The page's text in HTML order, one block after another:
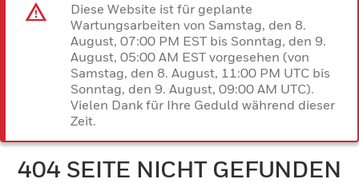
Diese Website ist für geplante
Wartungsarbeiten von Samstag, den 8.
August, 07:00 PM EST bis Sonntag, den 9.
August, 05:00 AM EST vorgesehen (von
Samstag, den 8. August, 11:00 PM UTC bis
Sonntag, den 9. August, 09:00 AM UTC).
Vielen Dank für Ihre Geduld während dieser
Zeit.
404 SEITE NICHT GEFUNDEN